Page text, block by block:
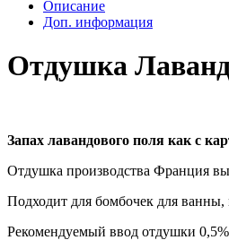
Описание
Доп. информация
Отдушка
Запах лавандового поля как с
Отдушка производства Франция
Подходит для бомбочек для
Рекомендуемый ввод отдушки